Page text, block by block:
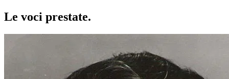
Le voci prestate.